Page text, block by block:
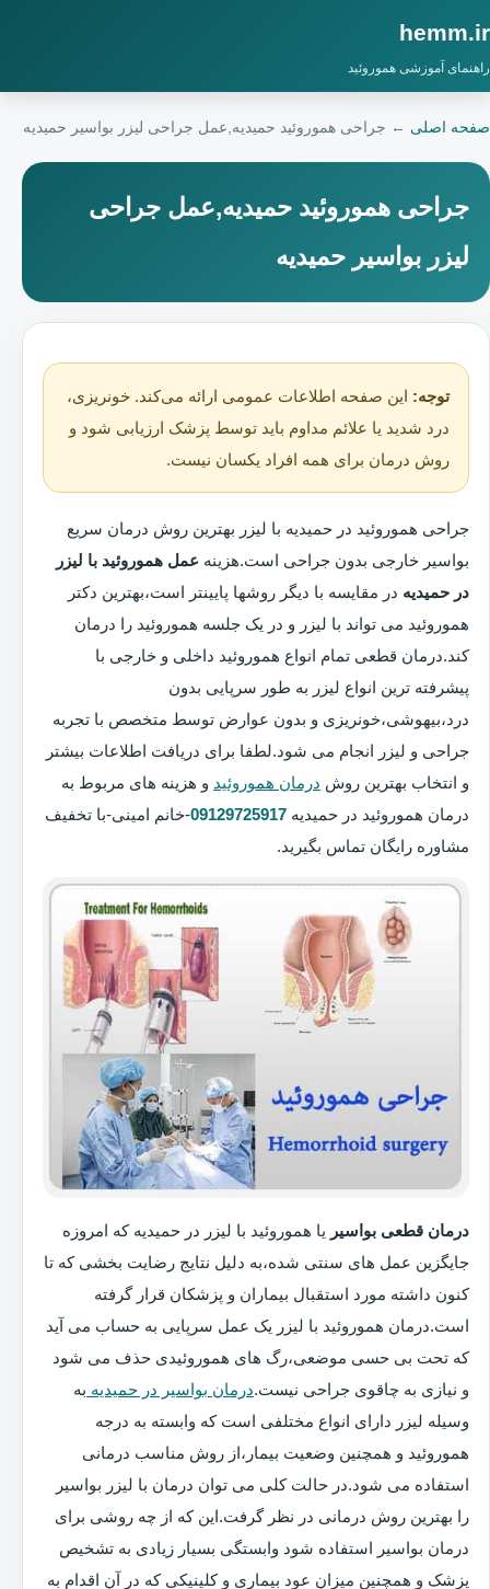
hemm.ir
راهنمای آموزشی هموروئید
صفحه اصلی ← جراحی هموروئید حمیدیه,عمل جراحی لیزر بواسیر حمیدیه
جراحی هموروئید حمیدیه,عمل جراحی
لیزر بواسیر حمیدیه
توجه: این صفحه اطلاعات عمومی ارائه می‌کند. خونریزی،
درد شدید یا علائم مداوم باید توسط پزشک ارزیابی شود و
روش درمان برای همه افراد یکسان نیست.
جراحی هموروئید در حمیدیه با لیزر بهترین روش درمان سریع
بواسیر خارجی بدون جراحی است.هزینه عمل هموروئید با لیزر
در حمیدیه در مقایسه با دیگر روشها پایینتر است،بهترین دکتر
هموروئید می تواند با لیزر و در یک جلسه هموروئید را درمان
کند.درمان قطعی تمام انواع هموروئید داخلی و خارجی با
پیشرفته ترین انواع لیزر به طور سرپایی بدون
درد،بیهوشی،خونریزی و بدون عوارض توسط متخصص با تجربه
جراحی و لیزر انجام می شود.لطفا برای دریافت اطلاعات بیشتر
و انتخاب بهترین روش درمان هموروئید و هزینه های مربوط به
درمان هموروئید در حمیدیه 09129725917-خانم امینی-با تخفیف
مشاوره رایگان تماس بگیرید.
درمان قطعی بواسیر یا هموروئید با لیزر در حمیدیه که امروزه
جایگزین عمل های سنتی شده،به دلیل نتایج رضایت بخشی که تا
کنون داشته مورد استقبال بیماران و پزشکان قرار گرفته
است.درمان هموروئید با لیزر یک عمل سرپایی به حساب می آید
که تحت بی حسی موضعی،رگ های هموروئیدی حذف می شود
و نیازی به چاقوی جراحی نیست.درمان بواسیر در حمیدیه به
وسیله لیزر دارای انواع مختلفی است که وابسته به درجه
هموروئید و همچنین وضعیت بیمار،از روش مناسب درمانی
استفاده می شود.در حالت کلی می توان درمان با لیزر بواسیر
را بهترین روش درمانی در نظر گرفت.این که از چه روشی برای
درمان بواسیر استفاده شود وابستگی بسیار زیادی به تشخیص
پزشک و همچنین میزان عود بیماری و کلینیکی که در آن اقدام به